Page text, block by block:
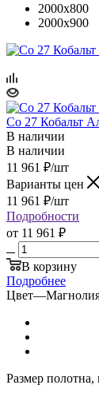
2000x800
2000x900
Co 27 Кобальт
В наличии
В наличии
11 961 ₽/шт
Варианты цен
11 961 ₽/шт
Подробности
от 11 961 ₽
В корзину
Подробнее
Цвет—
Размер